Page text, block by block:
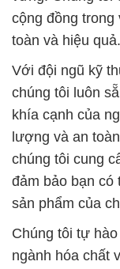
cộng đồng trong
toàn và hiệu quả.
Với đội ngũ kỹ
chúng tôi luôn
khía cạnh của
lượng và an
chúng tôi cung
đảm bảo bạn có
sản phẩm của
Chúng tôi tự
ngành hóa chất